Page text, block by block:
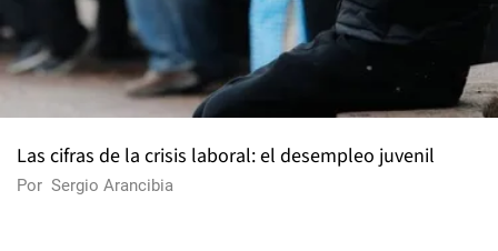
Las cifras de la crisis laboral: el desempleo juvenil
Por Sergio Arancibia